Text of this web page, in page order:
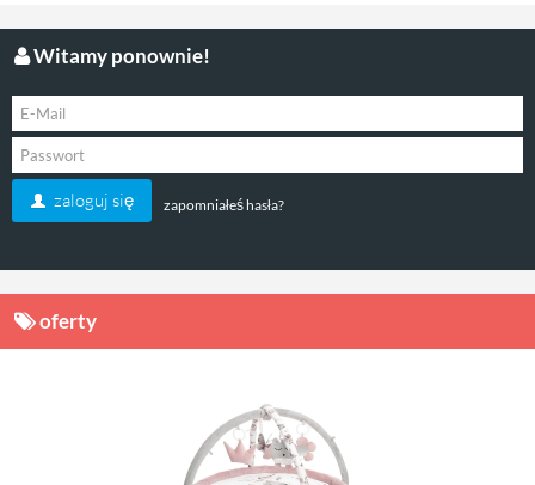
Witamy ponownie!
zaloguj się zapomniałeś hasła?
oferty